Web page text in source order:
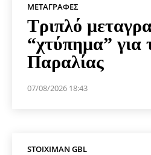
ΜΕΤΑΓΡΑΦΈΣ
Τριπλό
“χτύπημα” για
Παραλίας
07/08/2026 18:43
STOIXIMAN GBL